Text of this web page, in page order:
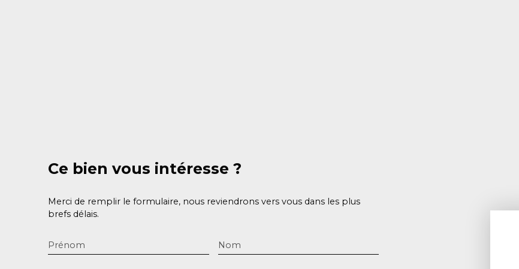
Ce bien vous intéresse ?
Merci de remplir le formulaire, nous reviendrons vers vous dans les plus
brefs délais.
Prénom Nom